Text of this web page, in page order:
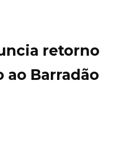
retorno
ao Barradão